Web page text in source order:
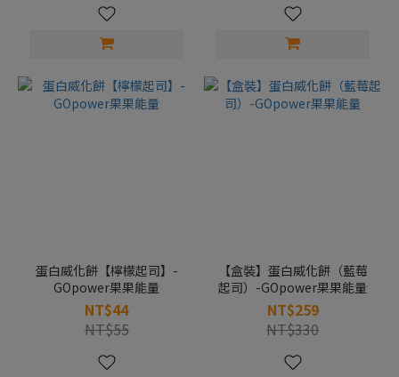
蛋白威化餅【檸檬起司】-
GOpower果果能量
NT$44
NT$55
【盒裝】蛋白威化餅（藍莓
起司）-GOpower果果能量
NT$259
NT$330